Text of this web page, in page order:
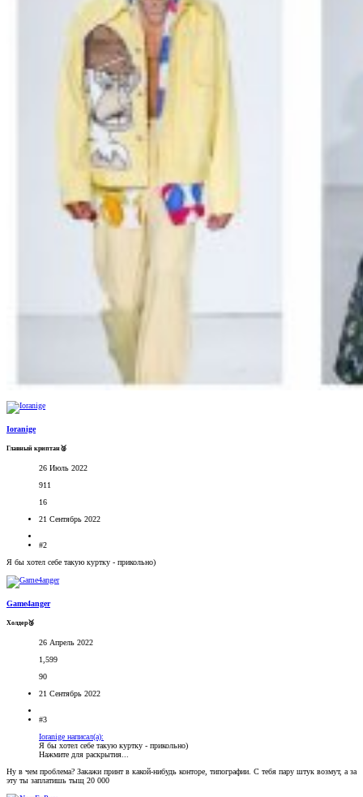
Ioranige
Главный криптан🥈
26 Июль 2022
911
16
21 Сентябрь 2022
#2
Я бы хотел себе такую куртку - прикольно)
Game4anger
Холдер🥉
26 Апрель 2022
1,599
90
21 Сентябрь 2022
#3
Ioranige написал(а):
Я бы хотел себе такую куртку - прикольно)
Нажмите для раскрытия...
Ну в чем проблема? Закажи принт в какой-нибудь конторе, типографии. С тебя пару штук возмут, а за
эту ты заплатишь тыщ 20 000